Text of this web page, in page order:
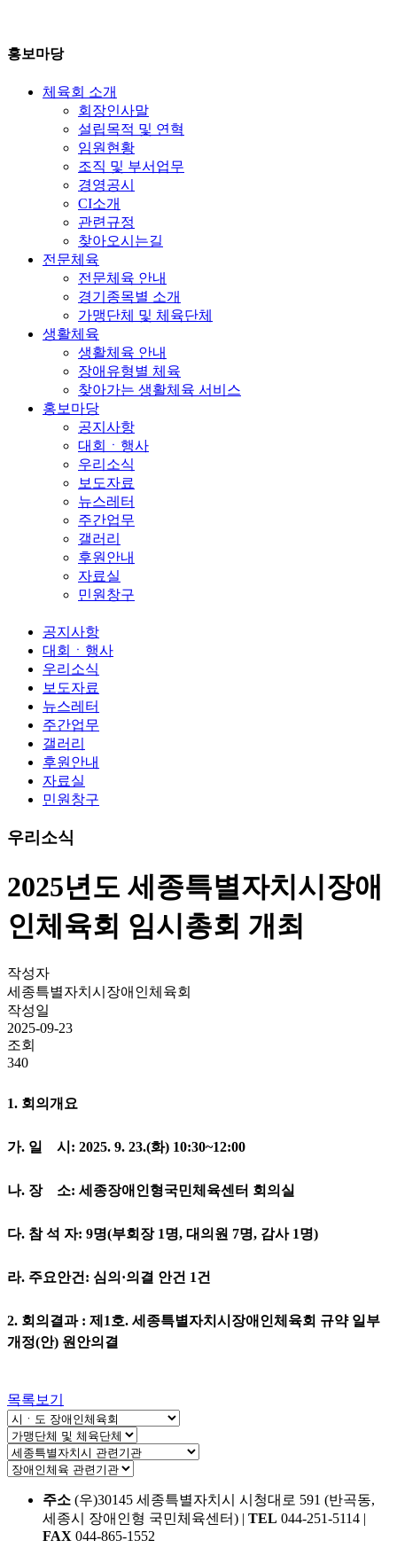
홍보마당
체육회 소개
회장인사말
설립목적 및 연혁
임원현황
조직 및 부서업무
경영공시
CI소개
관련규정
찾아오시는길
전문체육
전문체육 안내
경기종목별 소개
가맹단체 및 체육단체
생활체육
생활체육 안내
장애유형별 체육
찾아가는 생활체육 서비스
홍보마당
공지사항
대회ㆍ행사
우리소식
보도자료
뉴스레터
주간업무
갤러리
후원안내
자료실
민원창구
공지사항
대회ㆍ행사
우리소식
보도자료
뉴스레터
주간업무
갤러리
후원안내
자료실
민원창구
우리소식
2025년도 세종특별자치시장애
인체육회 임시총회 개최
작성자
세종특별자치시장애인체육회
작성일
2025-09-23
조회
340
1. 회의개요
가. 일 시: 2025. 9. 23.(화) 10:30~12:00
나. 장 소: 세종장애인형국민체육센터 회의실
다. 참 석 자: 9명(부회장 1명, 대의원 7명, 감사 1명)
라. 주요안건: 심의·의결 안건 1건
2. 회의결과 : 제1호. 세종특별자치시장애인체육회 규약 일부
개정(안) 원안의결
목록보기
주소 (우)30145 세종특별자치시 시청대로 591 (반곡동,
세종시 장애인형 국민체육센터) | TEL 044-251-5114 |
FAX 044-865-1552